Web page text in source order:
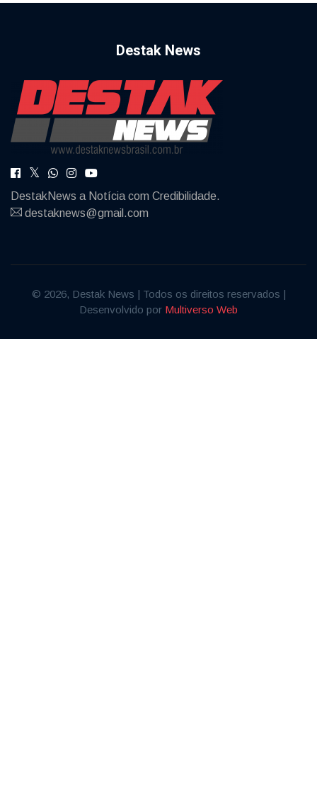
Destak News
DestakNews a Notícia com Credibilidade.
destaknews@gmail.com
© 2026, Destak News | Todos os direitos reservados |
Desenvolvido por Multiverso Web